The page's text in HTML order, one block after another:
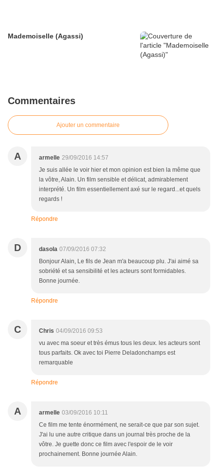
Mademoiselle (Agassi)
Commentaires
Ajouter un commentaire
A armelle 29/09/2016 14:57
Je suis allée le voir hier et mon opinion est bien la même que
la vôtre, Alain. Un film sensible et délicat, admirablement
interprété. Un film essentiellement axé sur le regard...et quels
regards !
Répondre
D dasola 07/09/2016 07:32
Bonjour Alain, Le fils de Jean m'a beaucoup plu. J'ai aimé sa
sobriété et sa sensibilité et les acteurs sont formidables.
Bonne journée.
Répondre
C Chris 04/09/2016 09:53
vu avec ma soeur et très émus tous les deux. les acteurs sont
tous parfaits. Ok avec toi Pierre Deladonchamps est
remarquable
Répondre
A armelle 03/09/2016 10:11
Ce film me tente énormément, ne serait-ce que par son sujet.
J'ai lu une autre critique dans un journal très proche de la
vôtre. Je guette donc ce film avec l'espoir de le voir
prochainement. Bonne journée Alain.